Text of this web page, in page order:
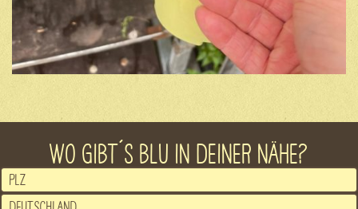
WO GIBT´S BLU IN DEINER NÄHE?